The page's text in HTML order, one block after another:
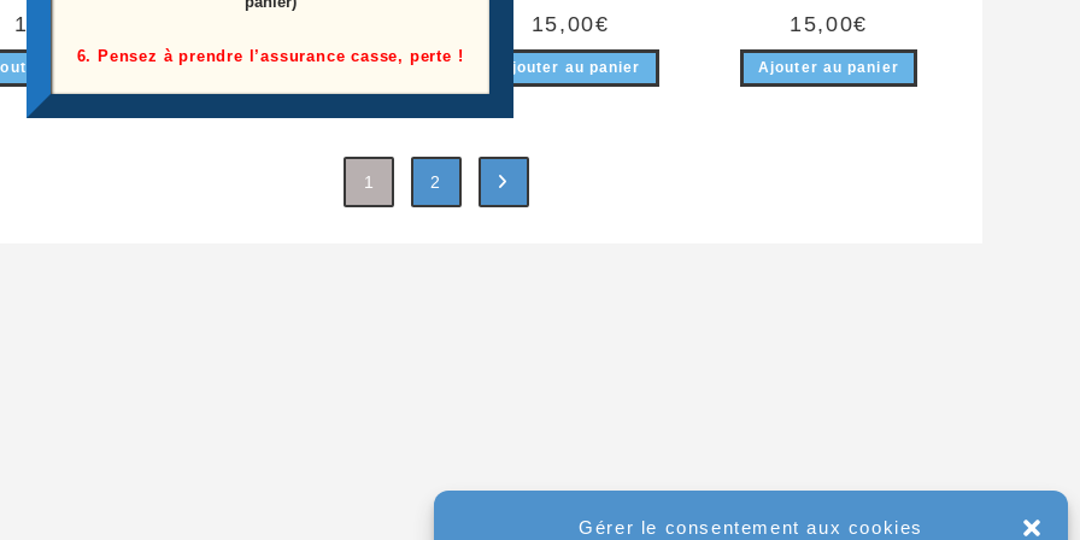
Gérer le consentement aux cookies
10,00
au panier
15,00€
Lire la suite
15,00€
Ajouter au panier
15,00€
Ajouter au panier
1 2
6. Pensez à prendre l’assurance casse, perte !